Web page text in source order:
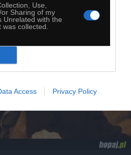
Use,
Sharing of my
Unrelated with the
collected.
Access Privacy Policy